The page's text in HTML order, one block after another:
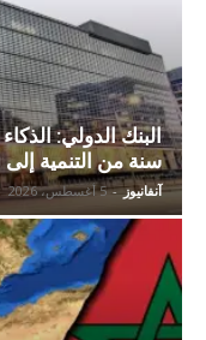
سنة من التنمية إلى 10 سنوات
آنفانيوز - 5 أغسطس، 2026